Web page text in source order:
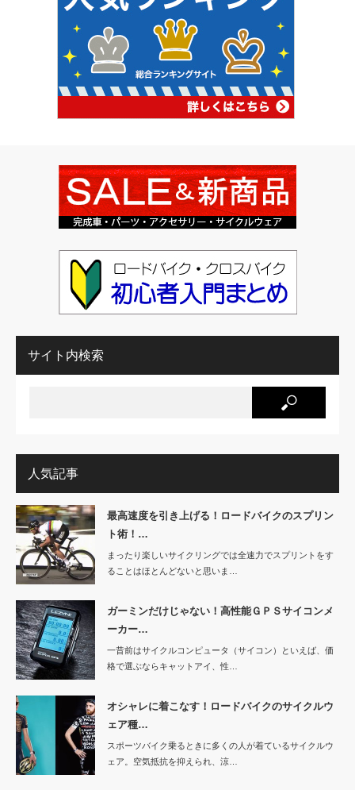
サイト内検索
人気記事
最高速度を引き上げる！ロードバイクのスプリン
ト術！…
まったり楽しいサイクリングでは全速力でスプリントをす
ることはほとんどないと思いま…
ガーミンだけじゃない！高性能ＧＰＳサイコンメ
ーカー…
一昔前はサイクルコンピュータ（サイコン）といえば、価
格で選ぶならキャットアイ、性…
オシャレに着こなす！ロードバイクのサイクルウ
ェア種…
スポーツバイク乗るときに多くの人が着ているサイクルウ
ェア。空気抵抗を抑えられ、涼…